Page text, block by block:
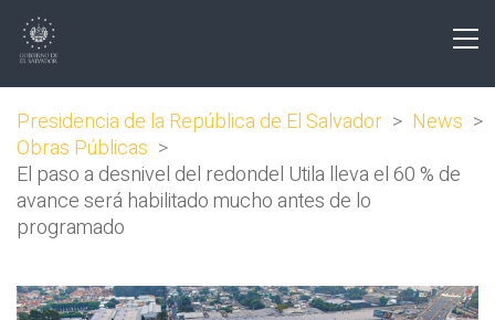
Presidencia de la República de El Salvador > News >
Obras Públicas >
El paso a desnivel del redondel Utila lleva el 60 % de
avance será habilitado mucho antes de lo
programado